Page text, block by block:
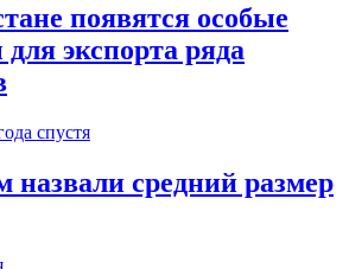
появятся особые
экспорта ряда
спустя
назвали средний размер